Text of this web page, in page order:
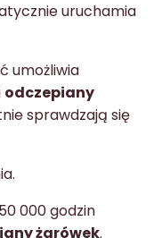
uruchamia
umożliwia
odczepiany
sprawdzają się
000 godzin
żarówek.